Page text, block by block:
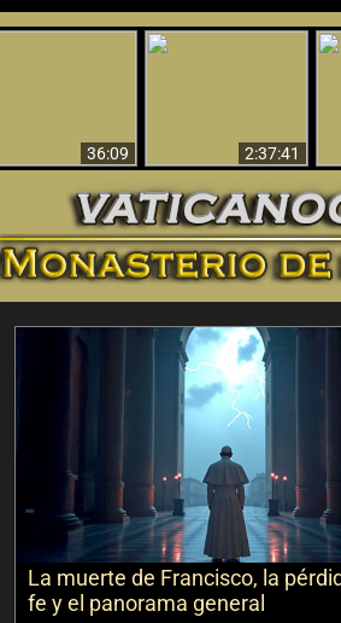
36:09
2:37:41
La muerte de Francisco, la
fe y el panorama general